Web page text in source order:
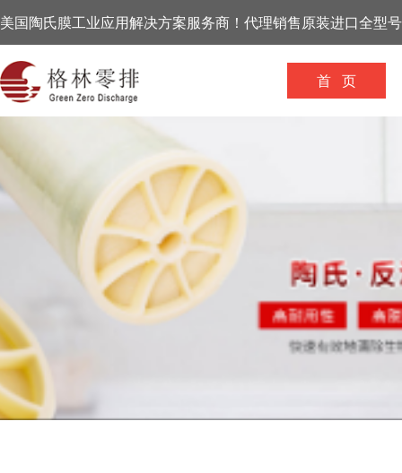
美国陶氏膜工业应用解决方案服务商！代理销售原装进口全型
首 页